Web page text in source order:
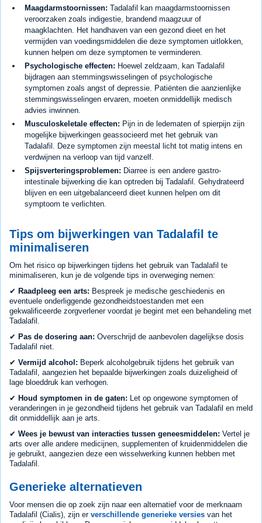
Maagdarmstoornissen: Tadalafil kan maagdarmstoornissen
veroorzaken zoals indigestie, brandend maagzuur of
maagklachten. Het handhaven van een gezond dieet en het
vermijden van voedingsmiddelen die deze symptomen uitlokken,
kunnen helpen om deze symptomen te verminderen.
Psychologische effecten: Hoewel zeldzaam, kan Tadalafil
bijdragen aan stemmingswisselingen of psychologische
symptomen zoals angst of depressie. Patiënten die aanzienlijke
stemmingswisselingen ervaren, moeten onmiddellijk medisch
advies inwinnen.
Musculoskeletale effecten: Pijn in de ledematen of spierpijn zijn
mogelijke bijwerkingen geassocieerd met het gebruik van
Tadalafil. Deze symptomen zijn meestal licht tot matig intens en
verdwijnen na verloop van tijd vanzelf.
Spijsverteringsproblemen: Diarree is een andere gastro-
intestinale bijwerking die kan optreden bij Tadalafil. Gehydrateerd
blijven en een uitgebalanceerd dieet kunnen helpen om dit
symptoom te verlichten.
Tips om bijwerkingen van Tadalafil te
minimaliseren
Om het risico op bijwerkingen tijdens het gebruik van Tadalafil te
minimaliseren, kun je de volgende tips in overweging nemen:
✔ Raadpleeg een arts: Bespreek je medische geschiedenis en
eventuele onderliggende gezondheidstoestanden met een
gekwalificeerde zorgverlener voordat je begint met een behandeling met
Tadalafil.
✔ Pas de dosering aan: Overschrijd de aanbevolen dagelijkse dosis
Tadalafil niet.
✔ Vermijd alcohol: Beperk alcoholgebruik tijdens het gebruik van
Tadalafil, aangezien het bepaalde bijwerkingen zoals duizeligheid of
lage bloeddruk kan verhogen.
✔ Houd symptomen in de gaten: Let op ongewone symptomen of
veranderingen in je gezondheid tijdens het gebruik van Tadalafil en meld
dit onmiddellijk aan je arts.
✔ Wees je bewust van interacties tussen geneesmiddelen: Vertel je
arts over alle andere medicijnen, supplementen of kruidenmiddelen die
je gebruikt, aangezien deze een wisselwerking kunnen hebben met
Tadalafil.
Generieke alternatieven
Voor mensen die op zoek zijn naar een alternatief voor de merknaam
Tadalafil (Cialis), zijn er verschillende generieke versies van het